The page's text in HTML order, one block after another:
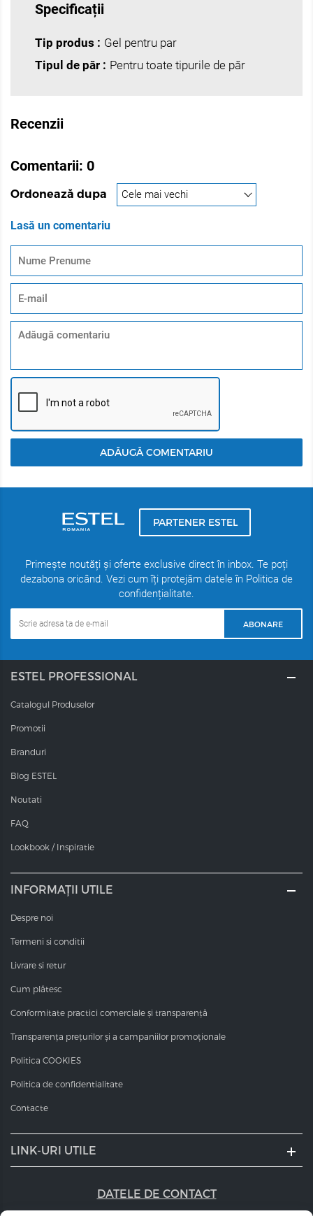
Specificații
Tip produs : Gel pentru par
Tipul de păr : Pentru toate tipurile de păr
Recenzii
Comentarii: 0
Ordonează dupa
Lasă un comentariu
ADĂUGĂ COMENTARIU
PARTENER ESTEL
Primește noutăți și oferte exclusive direct în inbox. Te poți
dezabona oricând. Vezi cum îți protejăm datele în Politica de
confidențialitate.
ABONARE
ESTEL PROFESSIONAL
Catalogul Produselor
Promotii
Branduri
Blog ESTEL
Noutati
FAQ
Lookbook / Inspiratie
INFORMAȚII UTILE
Despre noi
Termeni si conditii
Livrare si retur
Cum plătesc
Conformitate practici comerciale și transparență
Transparența prețurilor și a campaniilor promoționale
Politica COOKIES
Politica de confidentialitate
Contacte
LINK-URI UTILE
DATELE DE CONTACT